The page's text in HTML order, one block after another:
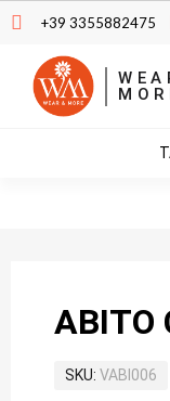
+39 3355882475
ABITO
SKU VABI006